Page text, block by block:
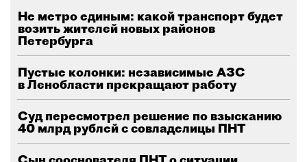
Не метро единым: какой транспорт будет
возить жителей новых районов
Петербурга
Пустые колонки: независимые АЗС
в Ленобласти прекращают работу
Суд пересмотрел решение по взысканию
40 млрд рублей с совладелицы ПНТ